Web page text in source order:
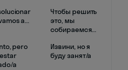
a...
Чтобы решить
это, мы
собираемся...
pero
a
Извини, но я
буду занят/а